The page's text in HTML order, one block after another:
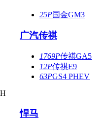
25P国金GM3
广汽传祺
1769P传祺GA5
12P传祺E9
63PGS4 PHEV
H
悍马